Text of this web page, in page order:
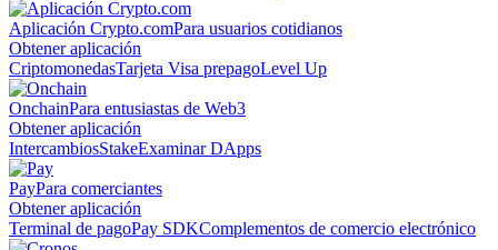
Aplicación Crypto.comPara usuarios cotidianos
Obtener aplicación
CriptomonedasTarjeta Visa prepagoLevel Up
OnchainPara entusiastas de Web3
Obtener aplicación
IntercambiosStakeExaminar DApps
PayPara comerciantes
Obtener aplicación
Terminal de pagoPay SDKComplementos de comercio electrónico